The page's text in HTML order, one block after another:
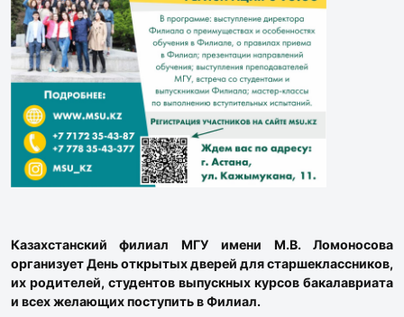
Казахстанский филиал МГУ имени М.В. Ломоносова
организует День открытых дверей для старшеклассников,
их родителей, студентов выпускных курсов бакалавриата
и всех желающих поступить в Филиал.